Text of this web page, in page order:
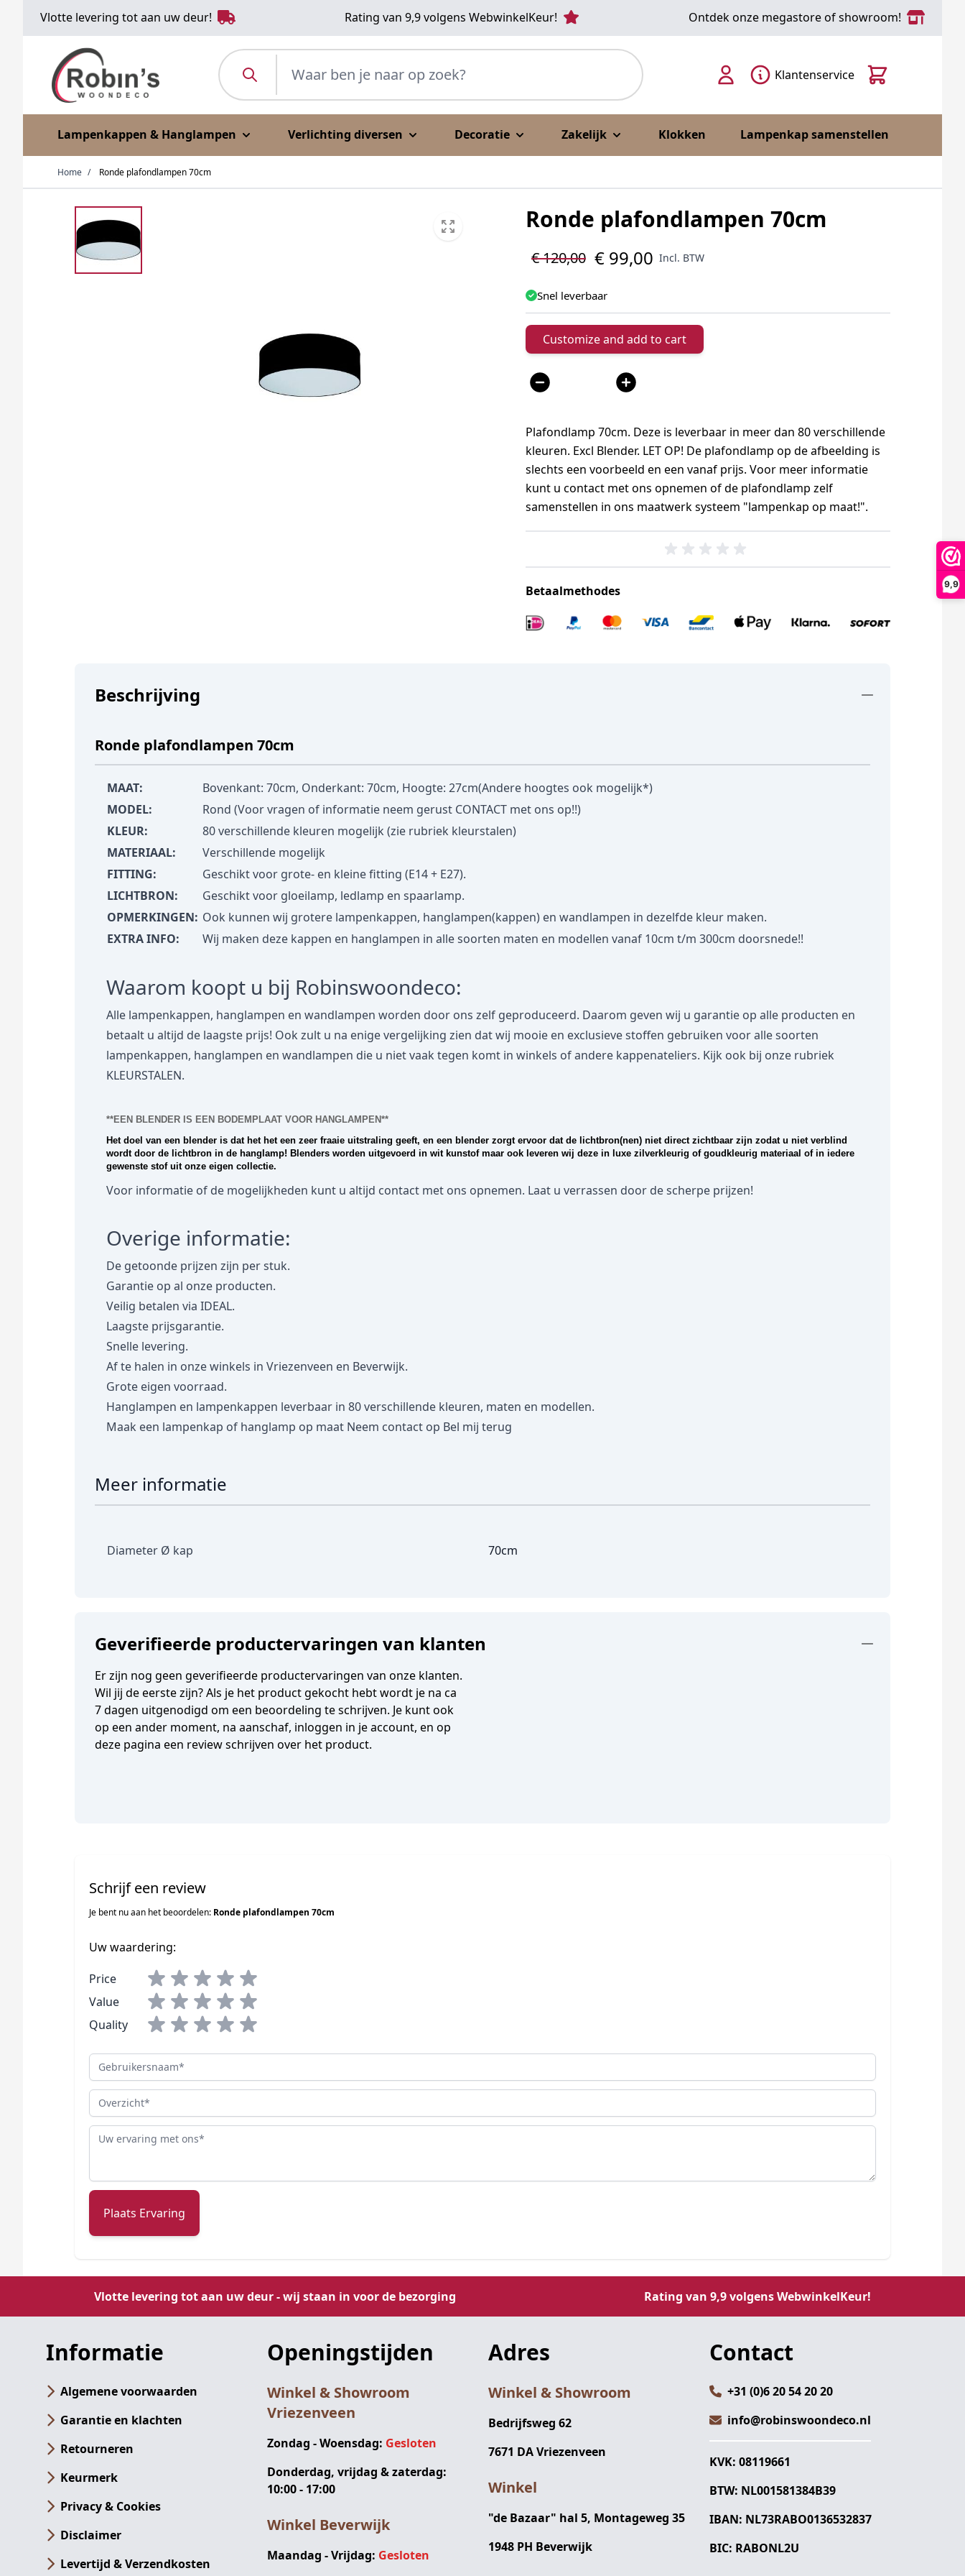
9,9
Vlotte levering tot aan uw deur! Rating van 9,9 volgens WebwinkelKeur! Ontdek onze megastore of showroom!
Waar ben je naar op zoek?
Lampenkappen & Hanglampen Verlichting diversen Decoratie Zakelijk Klokken Lampenkap samenstellen
Klantenservice Cart
Home / Ronde plafondlampen 70cm
Ronde plafondlampen 70cm
€ 120,00 € 99,00 Incl. BTW
Snel leverbaar
Customize and add to cart
Aantal
Plafondlamp 70cm. Deze is leverbaar in meer dan 80 verschillende
kleuren. Excl Blender. LET OP! De plafondlamp op de afbeelding is
slechts een voorbeeld en een vanaf prijs. Voor meer informatie
kunt u contact met ons opnemen of de plafondlamp zelf
samenstellen in ons maatwerk systeem "lampenkap op maat!".
Betaalmethodes
Beschrijving
Ronde plafondlampen 70cm
MAAT:
Bovenkant: 70cm, Onderkant: 70cm, Hoogte: 27cm(Andere hoogtes ook mogelijk*)
MODEL:
Rond (Voor vragen of informatie neem gerust CONTACT met ons op!!)
KLEUR:
80 verschillende kleuren mogelijk (zie rubriek kleurstalen)
MATERIAAL:
Verschillende mogelijk
FITTING:
Geschikt voor grote- en kleine fitting (E14 + E27).
LICHTBRON:
Geschikt voor gloeilamp, ledlamp en spaarlamp.
OPMERKINGEN: Ook kunnen wij grotere lampenkappen, hanglampen(kappen) en wandlampen in dezelfde kleur maken.
EXTRA INFO:
Wij maken deze kappen en hanglampen in alle soorten maten en modellen vanaf 10cm t/m 300cm doorsnede!!
Waarom koopt u bij Robinswoondeco:
Alle lampenkappen, hanglampen en wandlampen worden door ons zelf geproduceerd. Daarom geven wij u garantie op alle producten en
betaalt u altijd de laagste prijs! Ook zult u na enige vergelijking zien dat wij mooie en exclusieve stoffen gebruiken voor alle soorten
lampenkappen, hanglampen en wandlampen die u niet vaak tegen komt in winkels of andere kappenateliers. Kijk ook bij onze rubriek
KLEURSTALEN.
**EEN BLENDER IS EEN BODEMPLAAT VOOR HANGLAMPEN**
Het doel van een blender is dat het het een zeer fraaie uitstraling geeft, en een blender zorgt ervoor dat de lichtbron(nen) niet direct zichtbaar zijn zodat u niet verblind
wordt door de lichtbron in de hanglamp! Blenders worden uitgevoerd in wit kunstof maar ook leveren wij deze in luxe zilverkleurig of goudkleurig materiaal of in iedere
gewenste stof uit onze eigen collectie.
Voor informatie of de mogelijkheden kunt u altijd contact met ons opnemen. Laat u verrassen door de scherpe prijzen!
Overige informatie:
De getoonde prijzen zijn per stuk.
Garantie op al onze producten.
Veilig betalen via IDEAL.
Laagste prijsgarantie.
Snelle levering.
Af te halen in onze winkels in Vriezenveen en Beverwijk.
Grote eigen voorraad.
Hanglampen en lampenkappen leverbaar in 80 verschillende kleuren, maten en modellen.
Maak een lampenkap of hanglamp op maat Neem contact op Bel mij terug
Meer informatie
Diameter Ø kap 70cm
Geverifieerde productervaringen van klanten
Er zijn nog geen geverifieerde productervaringen van onze klanten.
Wil jij de eerste zijn? Als je het product gekocht hebt wordt je na ca
7 dagen uitgenodigd om een beoordeling te schrijven. Je kunt ook
op een ander moment, na aanschaf, inloggen in je account, en op
deze pagina een review schrijven over het product.
Schrijf een review
Je bent nu aan het beoordelen: Ronde plafondlampen 70cm
Uw waardering:
Price
Value
Quality
Gebruikersnaam
Overzicht
Review
Plaats Ervaring
Vlotte levering tot aan uw deur - wij staan in voor de bezorging Rating van 9,9 volgens WebwinkelKeur!
Informatie
Algemene voorwaarden
Garantie en klachten
Retourneren
Keurmerk
Privacy & Cookies
Disclaimer
Levertijd & Verzendkosten
Openingstijden
Winkel & Showroom
Vriezenveen
Zondag - Woensdag: Gesloten
Donderdag, vrijdag & zaterdag:
10:00 - 17:00
Winkel Beverwijk
Maandag - Vrijdag: Gesloten
Adres
Winkel & Showroom
Bedrijfsweg 62
7671 DA Vriezenveen
Winkel
"de Bazaar" hal 5, Montageweg 35
1948 PH Beverwijk
Contact
+31 (0)6 20 54 20 20
info@robinswoondeco.nl
KVK: 08119661
BTW: NL001581384B39
IBAN: NL73RABO0136532837
BIC: RABONL2U